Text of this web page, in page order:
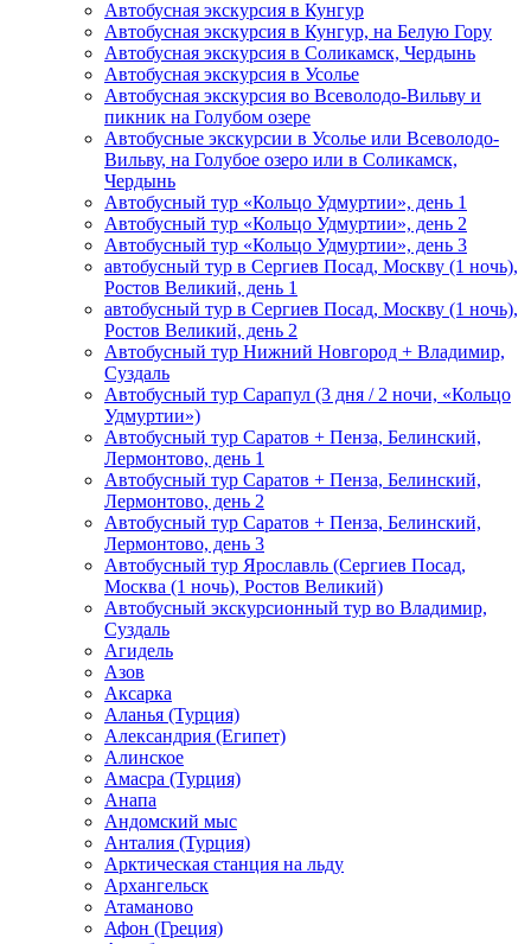
Автобусная экскурсия в Кунгур
Автобусная экскурсия в Кунгур, на Белую Гору
Автобусная экскурсия в Соликамск, Чердынь
Автобусная экскурсия в Усолье
Автобусная экскурсия во Всеволодо-Вильву и
пикник на Голубом озере
Автобусные экскурсии в Усолье или Всеволодо-
Вильву, на Голубое озеро или в Соликамск,
Чердынь
Автобусный тур «Кольцо Удмуртии», день 1
Автобусный тур «Кольцо Удмуртии», день 2
Автобусный тур «Кольцо Удмуртии», день 3
автобусный тур в Сергиев Посад, Москву (1 ночь),
Ростов Великий, день 1
автобусный тур в Сергиев Посад, Москву (1 ночь),
Ростов Великий, день 2
Автобусный тур Нижний Новгород + Владимир,
Суздаль
Автобусный тур Сарапул (3 дня / 2 ночи, «Кольцо
Удмуртии»)
Автобусный тур Саратов + Пенза, Белинский,
Лермонтово, день 1
Автобусный тур Саратов + Пенза, Белинский,
Лермонтово, день 2
Автобусный тур Саратов + Пенза, Белинский,
Лермонтово, день 3
Автобусный тур Ярославль (Сергиев Посад,
Москва (1 ночь), Ростов Великий)
Автобусный экскурсионный тур во Владимир,
Суздаль
Агидель
Азов
Аксарка
Аланья (Турция)
Александрия (Египет)
Алинское
Амасра (Турция)
Анапа
Андомский мыс
Анталия (Турция)
Арктическая станция на льду
Архангельск
Атаманово
Афон (Греция)